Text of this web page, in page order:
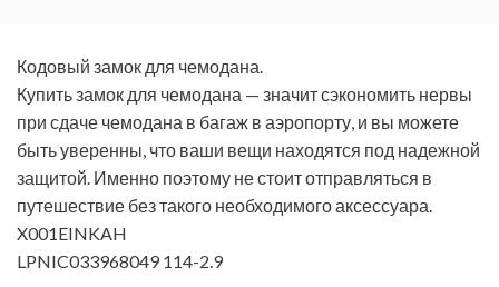
Кодовый замок для чемодана.
Купить замок для чемодана — значит сэкономить нервы
при сдаче чемодана в багаж в аэропорту, и вы можете
быть уверенны, что ваши вещи находятся под надежной
защитой. Именно поэтому не стоит отправляться в
путешествие без такого необходимого аксессуара.
X001EINKAH
LPNIC033968049 114-2.9